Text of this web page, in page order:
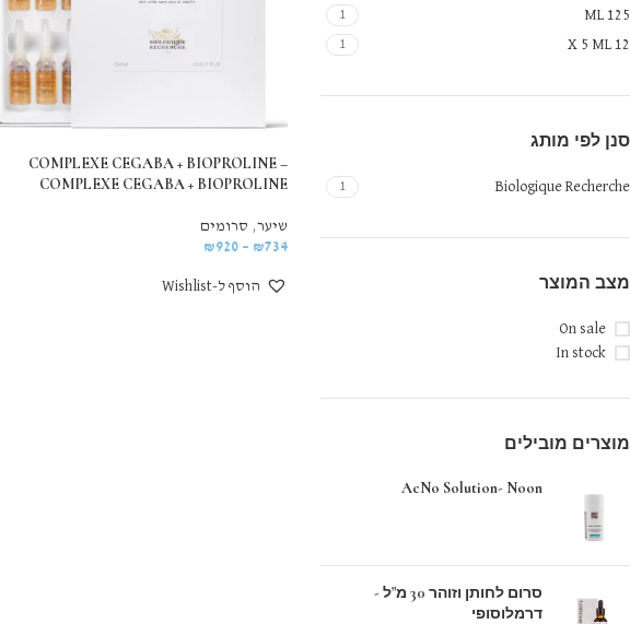
125 ML
1
12 X 5 ML
1
סנן לפי מותג
Biologique Recherche
1
מצב המוצר
On sale
In stock
מוצרים מובילים
AcNo Solution- Noon
סרום לחותן וזוהר 30 מ"ל -
דרמלוסופי
COMPLEXE CEGABA + BIOPROLINE –
COMPLEXE CEGABA + BIOPROLINE
שיער, סרומים
₪734
–
₪920
הוסף ל-Wishlist